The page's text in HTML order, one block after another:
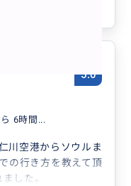
5.0
6時間...
川空港からソウルま
の行き方を教えて頂
した。